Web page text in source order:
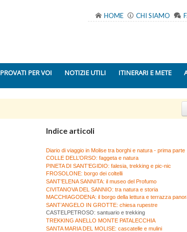
HOME CHI SIAMO
PROVATI PER VOI NOTIZIE UTILI ITINERARI E METE
Indice articoli
Diario di viaggio in Molise tra borghi e natura - prima parte
COLLE DELL’ORSO: faggeta e natura
PINETA DI SANT’EGIDIO: falesia, trekking e pic-nic
FROSOLONE: borgo dei coltelli
SANT’ELENA SANNITA: il museo del Profumo
CIVITANOVA DEL SANNIO: tra natura e storia
MACCHIAGODENA: il borgo della lettura e terrazza
SANT’ANGELO IN GROTTE: chiesa rupestre
CASTELPETROSO: santuario e trekking
TREKKING ANELLO MONTE PATALECCHIA
SANTA MARIA DEL MOLISE: cascatelle e mulini